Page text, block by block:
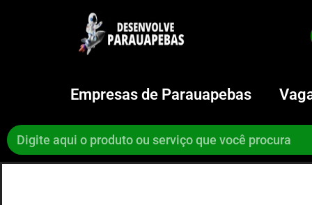
Empresas de Parauapebas